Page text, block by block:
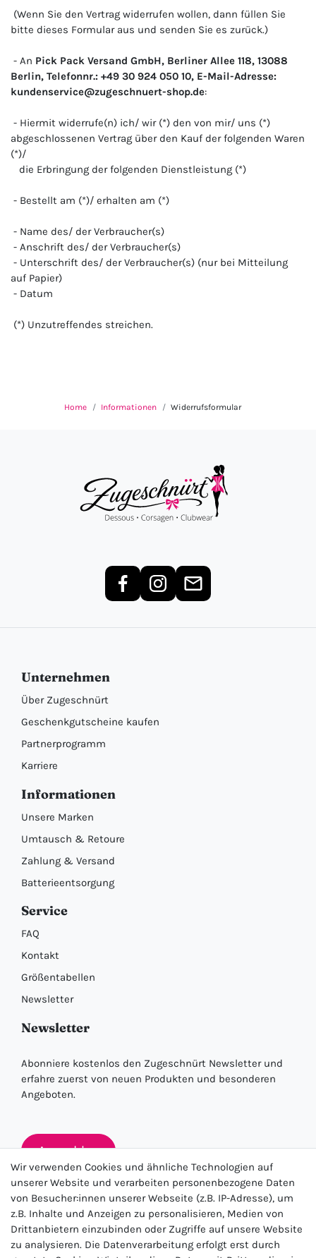
(Wenn Sie den Vertrag widerrufen wollen, dann füllen Sie
bitte dieses Formular aus und senden Sie es zurück.)
- An Pick Pack Versand GmbH, Berliner Allee 118, 13088
Berlin, Telefonnr.: +49 30 924 050 10, E-Mail-Adresse:
kundenservice@zugeschnuert-shop.de:
- Hiermit widerrufe(n) ich/ wir (*) den von mir/ uns (*)
abgeschlossenen Vertrag über den Kauf der folgenden Waren
(*)/
die Erbringung der folgenden Dienstleistung (*)
- Bestellt am (*)/ erhalten am (*)
- Name des/ der Verbraucher(s)
- Anschrift des/ der Verbraucher(s)
- Unterschrift des/ der Verbraucher(s) (nur bei Mitteilung
auf Papier)
- Datum
(*) Unzutreffendes streichen.
Home Informationen Widerrufsformular
Unternehmen
Über Zugeschnürt
Geschenkgutscheine kaufen
Partnerprogramm
Karriere
Informationen
Unsere Marken
Umtausch & Retoure
Zahlung & Versand
Batterieentsorgung
Service
FAQ
Kontakt
Größentabellen
Newsletter
Newsletter
Abonniere kostenlos den Zugeschnürt Newsletter und
erfahre zuerst von neuen Produkten und besonderen
Angeboten.
Anmelden
★★★★★
4.5 / 5.0 (23.143)
Wir verwenden Cookies und ähnliche Technologien auf
unserer Website und verarbeiten personenbezogene Daten
von Besucher:innen unserer Webseite (z.B. IP-Adresse), um
z.B. Inhalte und Anzeigen zu personalisieren, Medien von
Drittanbietern einzubinden oder Zugriffe auf unsere Website
zu analysieren. Die Datenverarbeitung erfolgt erst durch